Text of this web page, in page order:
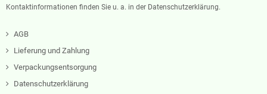
Kontaktinformationen finden Sie u. a. in der Datenschutzerklärung.
AGB
Lieferung und Zahlung
Verpackungsentsorgung
Datenschutzerklärung